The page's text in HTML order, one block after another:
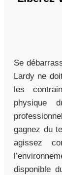
Se
Lardy ne
les
physique
gagnez du
agissez
disponible